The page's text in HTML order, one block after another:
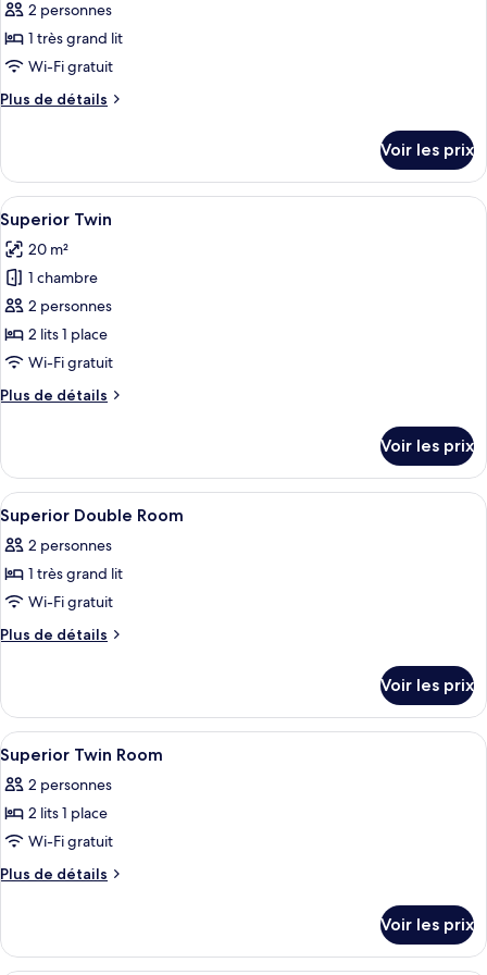
lits
jumeaux
pour
ce
type
chambre :
Standard
2 personnes
1 très grand lit
Wi-Fi gratuit
Plus de détails
Plus
le
type
de
chambre
Chambre
Double
Voir les prix
Afficher
toutes
les
photos
pour
ce
type
chambre :
Une chambre d’hôtel avec deux lits,
5
Superior Twin
20 m²
1 chambre
2 personnes
2 lits 1 place
Wi-Fi gratuit
Plus de détails
Plus
le
type
de
chambre
Superior
Twin
Voir les prix
Afficher
toutes
les
photos
pour
ce
chambre :
Superior
Double
Room
Literie hypoallergénique, coffres-
7
Superior Double Room
2 personnes
1 très grand lit
Wi-Fi gratuit
Plus de détails
Plus
le
type
de
chambre
Superior
Double
Voir les prix
Afficher
toutes
les
photos
pour
ce
chambre :
Superior
Literie hypoallergénique, coffres-
7
Superior Twin Room
2 personnes
2 lits 1 place
Wi-Fi gratuit
Plus de détails
Plus
le
type
Voir les prix